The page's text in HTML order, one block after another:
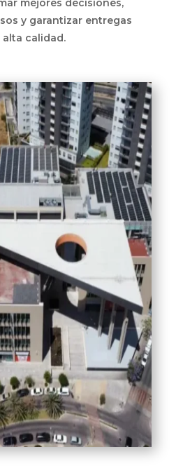
mejores decisiones,
y garantizar entregas
alta calidad.